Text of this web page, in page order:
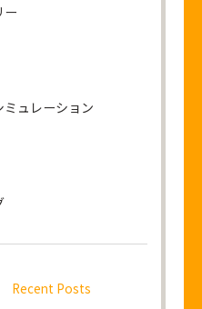
ー
ュレーション
Recent Posts